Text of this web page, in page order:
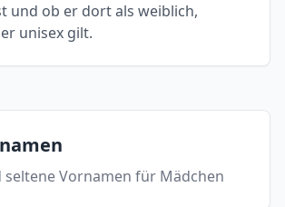
und ob er dort als weiblich,
unisex gilt.
seltene Vornamen für Mädchen